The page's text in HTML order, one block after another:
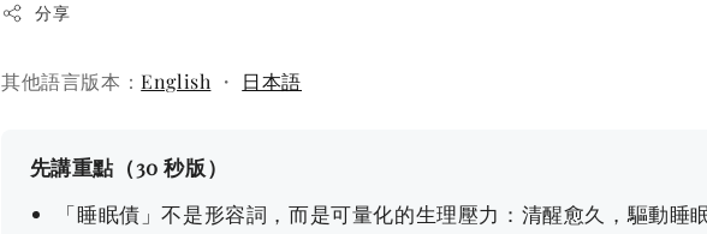
分享
其他語言版本：English ・ 日本語
先講重點（30 秒版）
「睡眠債」不是形容詞，而是可量化的生理壓力：清醒愈久，驅動睡